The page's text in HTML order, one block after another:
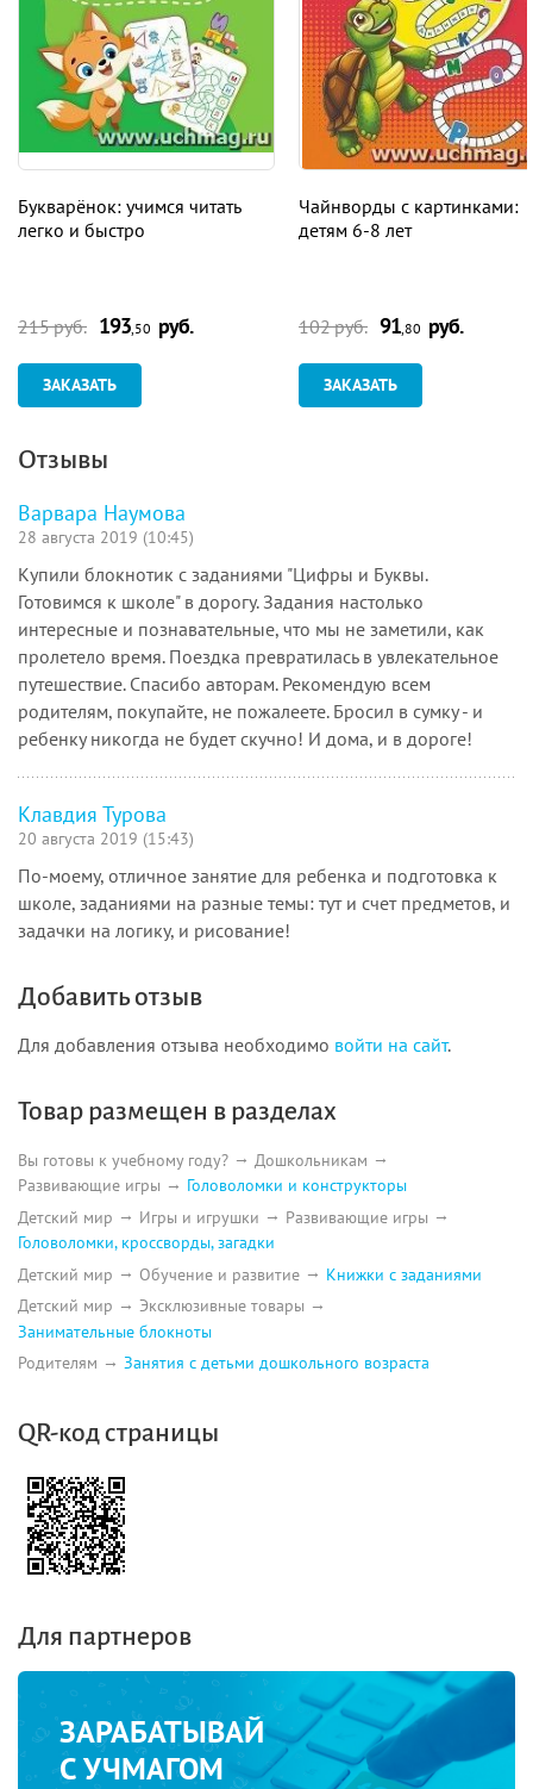
Букварёнок: учимся читать
легко и быстро
215 руб. 193 ,50 руб.
ЗАКАЗАТЬ
Чайнворды с картинками:
детям 6-8 лет
102 руб. 91 ,80 руб.
ЗАКАЗАТЬ
Отзывы
Варвара Наумова
28 августа 2019 (10:45)
Купили блокнотик с заданиями "Цифры и Буквы.
Готовимся к школе" в дорогу. Задания настолько
интересные и познавательные, что мы не заметили, как
пролетело время. Поездка превратилась в увлекательное
путешествие. Спасибо авторам. Рекомендую всем
родителям, покупайте, не пожалеете. Бросил в сумку - и
ребенку никогда не будет скучно! И дома, и в дороге!
Клавдия Турова
20 августа 2019 (15:43)
По-моему, отличное занятие для ребенка и подготовка к
школе, заданиями на разные темы: тут и счет предметов, и
задачки на логику, и рисование!
Добавить отзыв
Для добавления отзыва необходимо войти на сайт.
Товар размещен в разделах
Вы готовы к учебному году?
Дошкольникам
Развивающие игры
Головоломки и конструкторы
Детский мир
Игры и игрушки
Развивающие игры
Головоломки, кроссворды, загадки
Детский мир
Обучение и развитие
Книжки с заданиями
Детский мир
Эксклюзивные товары
Занимательные блокноты
Родителям
Занятия с детьми дошкольного возраста
QR-код страницы
Для партнеров
ЗАРАБАТЫВАЙ
С УЧМАГОМ